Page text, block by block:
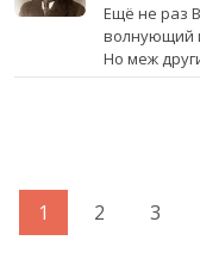
Ещё не раз
волнующий
Но меж
1 2 3